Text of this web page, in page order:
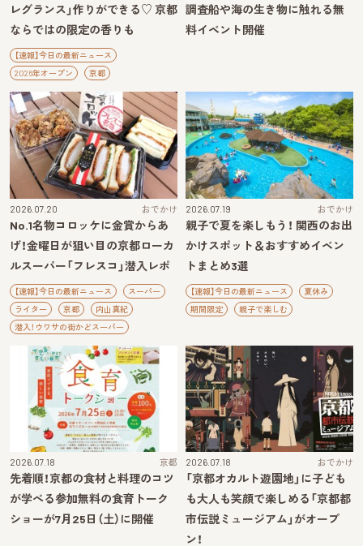
レグランス」作りができる♡ 京都
ならではの限定の香りも
【速報】今日の最新ニュース
2026年オープン
京都
調査船や海の生き物に触れる無
料イベント開催
2026.07.20 おでかけ
No.1名物コロッケに金賞からあ
げ！金曜日が狙い目の京都ローカ
ルスーパー「フレスコ」潜入レポ
【速報】今日の最新ニュース
スーパー
ライター
京都
内山真紀
潜入！ウワサの街かどスーパー
2026.07.19 おでかけ
親子で夏を楽しもう！ 関西のお出
かけスポット＆おすすめイベン
トまとめ3選
【速報】今日の最新ニュース
夏休み
期間限定
親子で楽しむ
2026.07.18 京都
先着順！京都の食材と料理のコツ
が学べる参加無料の食育トーク
ショーが7月25日（土）に開催
2026.07.18 おでかけ
「京都オカルト遊園地」に子ども
も大人も笑顔で楽しめる「京都都
市伝説ミュージアム」がオープ
ン！